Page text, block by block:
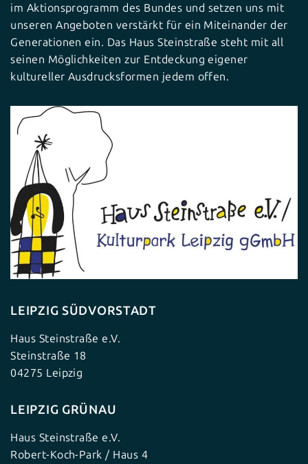
im Aktionsprogramm des Bundes und setzen uns mit
unseren Angeboten verstärkt für ein Miteinander der
Generationen ein. Das Haus Steinstraße steht mit all
seinen Möglichkeiten zur Entdeckung eigener
kultureller Ausdrucksformen jedem offen.
LEIPZIG SÜDVORSTADT
Haus Steinstraße e.V.
Steinstraße 18
04275 Leipzig
LEIPZIG GRÜNAU
Haus Steinstraße e.V.
Robert-Koch-Park / Haus 4